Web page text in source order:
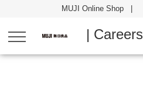
MUJI Online Shop
| Careers